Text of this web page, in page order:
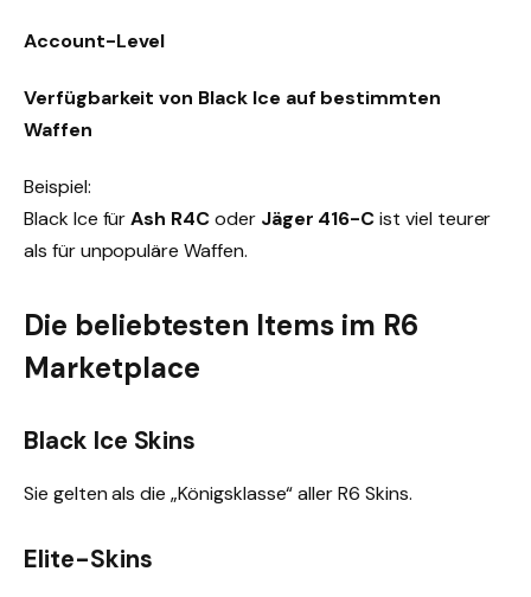
Account-Level
Verfügbarkeit von Black Ice auf bestimmten
Waffen
Beispiel:
Black Ice fürAsh R4Coder Jäger 416-Cist viel teurer
als für unpopuläre Waffen.
Die beliebtesten Items im R6
Marketplace
Black Ice Skins
Sie gelten als die „Königsklasse“ aller R6 Skins.
Elite-Skins